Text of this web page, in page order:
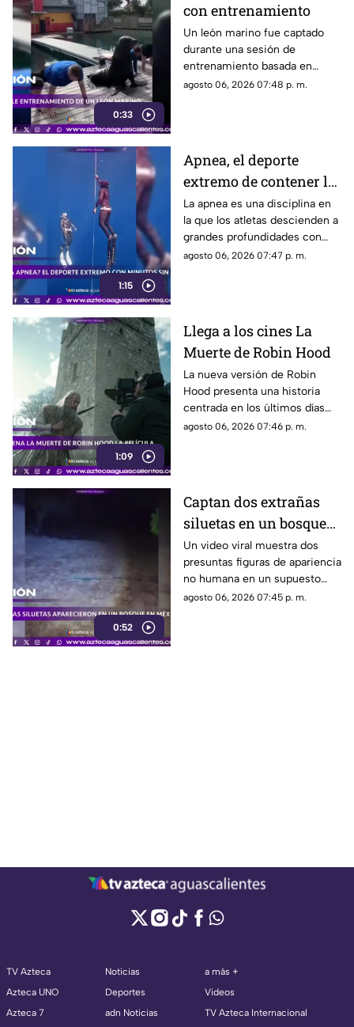
0:33
con entrenamiento
Un león marino fue captado
durante una sesión de
entrenamiento basada en
refuerzo positivo para facilitar
agosto 06, 2026 07:48 p. m.
1:15
Apnea, el deporte
extremo de contener la
respiración
La apnea es una disciplina en
la que los atletas descienden a
grandes profundidades con
una sola bocanada de aire y
agosto 06, 2026 07:47 p. m.
1:09
Llega a los cines La
Muerte de Robin Hood
La nueva versión de Robin
Hood presenta una historia
centrada en los últimos días
del legendario arquero,
agosto 06, 2026 07:46 p. m.
0:52
Captan dos extrañas
siluetas en un bosque
de México
Un video viral muestra dos
presuntas figuras de apariencia
no humana en un supuesto
bosque de México. Su
agosto 06, 2026 07:45 p. m.
TV Azteca
Azteca UNO
Azteca 7
Noticias
Deportes
adn Noticias
a más +
Videos
TV Azteca Internacional